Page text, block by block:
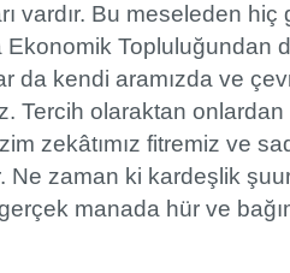
vardır. Bu meseleden
Ekonomik Topluluğundan
da kendi aramızda ve
Tercih olaraktan onlardan
zekâtımız fitremiz ve
Ne zaman ki kardeşlik
manada hür ve